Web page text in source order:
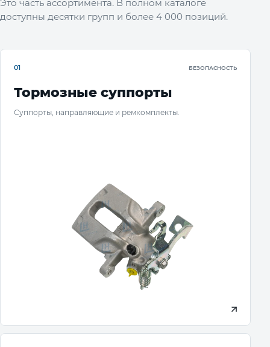
Это часть ассортимента. В полном каталоге
доступны десятки групп и более 4 000 позиций.
01 БЕЗОПАСНОСТЬ
Тормозные суппорты
Суппорты, направляющие и ремкомплекты.